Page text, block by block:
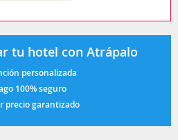
tu hotel con Atrápalo
personalizada
100% seguro
precio garantizado